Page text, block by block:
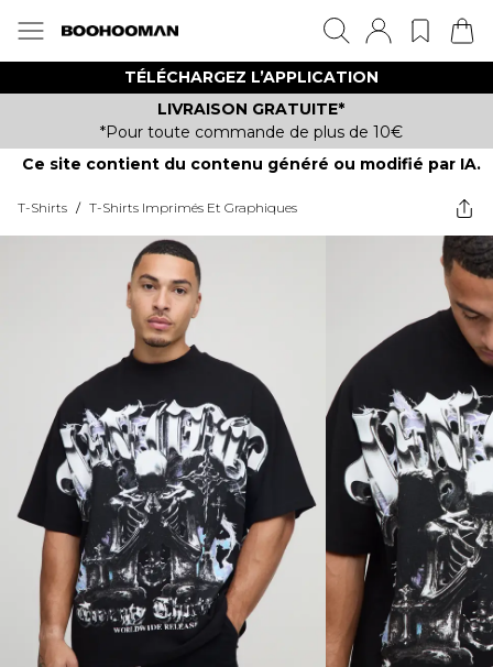
TÉLÉCHARGEZ L’APPLICATION
LIVRAISON GRATUITE*
*Pour toute commande de plus de 10€
Ce site contient du contenu généré ou modifié par IA.
T-Shirts / T-Shirts Imprimés Et Graphiques